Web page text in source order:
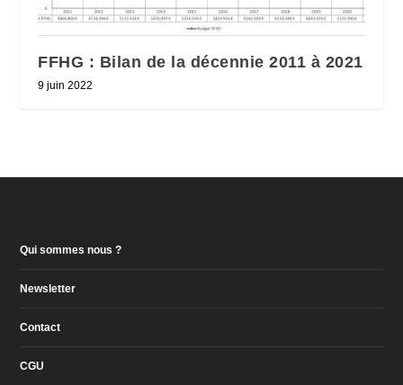
FFHG : Bilan de la décennie 2011 à 2021
9 juin 2022
Qui sommes nous ?
Newsletter
Contact
CGU